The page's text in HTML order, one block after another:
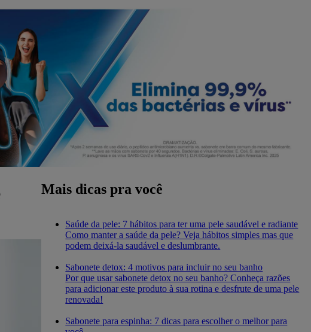
Mais dicas pra você
Saúde da pele: 7 hábitos para ter uma pele saudável e radiante
Como manter a saúde da pele? Veja hábitos simples mas que
podem deixá-la saudável e deslumbrante.
Sabonete detox: 4 motivos para incluir no seu banho
Por que usar sabonete detox no seu banho? Conheça razões
para adicionar este produto à sua rotina e desfrute de uma pele
renovada!
Sabonete para espinha: 7 dicas para escolher o melhor para